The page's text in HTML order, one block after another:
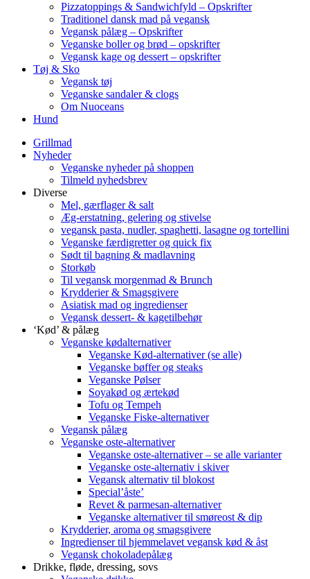
Pizzatoppings & Sandwichfyld – Opskrifter
Traditionel dansk mad på vegansk
Vegansk pålæg – Opskrifter
Veganske boller og brød – opskrifter
Vegansk kage og dessert – opskrifter
Tøj & Sko
Vegansk tøj
Veganske sandaler & clogs
Om Nuoceans
Hund
Grillmad
Nyheder
Veganske nyheder på shoppen
Tilmeld nyhedsbrev
Diverse
Mel, gærflager & salt
Æg-erstatning, gelering og stivelse
vegansk pasta, nudler, spaghetti, lasagne og tortellini
Veganske færdigretter og quick fix
Sødt til bagning & madlavning
Storkøb
Til vegansk morgenmad & Brunch
Krydderier & Smagsgivere
Asiatisk mad og ingredienser
Vegansk dessert- & kagetilbehør
‘Kød’ & pålæg
Veganske kødalternativer
Veganske Kød-alternativer (se alle)
Veganske bøffer og steaks
Veganske Pølser
Soyakød og ærtekød
Tofu og Tempeh
Veganske Fiske-alternativer
Vegansk pålæg
Veganske oste-alternativer
Veganske oste-alternativer – se alle varianter
Veganske oste-alternativ i skiver
Vegansk alternativ til blokost
Special’åste’
Revet & parmesan-alternativer
Veganske alternativer til smøreost & dip
Krydderier, aroma og smagsgivere
Ingredienser til hjemmelavet vegansk kød & åst
Vegansk chokoladepålæg
Drikke, fløde, dressing, sovs